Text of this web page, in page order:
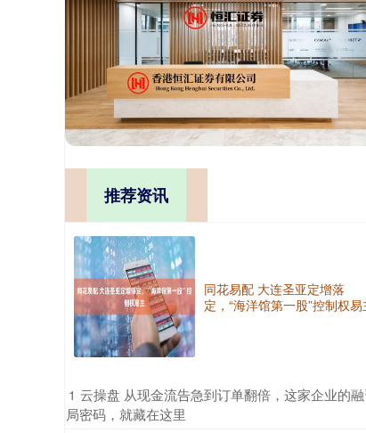
推荐资讯
同花易配 大连圣亚定增落
定，“海洋馆第一股”控制权易
1 云操盘 从现金流告急到订单翻倍，这家企业的
局密码，就藏在这里